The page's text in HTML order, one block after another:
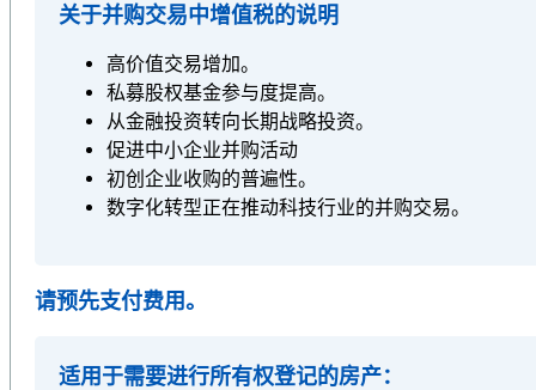
关于并购交易中增值税的说明
高价值交易增加。
私募股权基金参与度提高。
从金融投资转向长期战略投资。
促进中小企业并购活动
初创企业收购的普遍性。
数字化转型正在推动科技行业的并购交易。
请预先支付费用。
适用于需要进行所有权登记的房产：